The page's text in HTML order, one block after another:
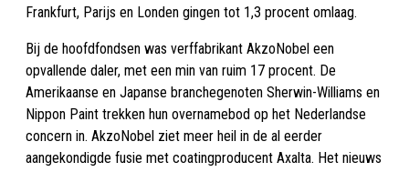
Frankfurt, Parijs en Londen gingen tot 1,3 procent omlaag.
Bij de hoofdfondsen was verffabrikant AkzoNobel een
opvallende daler, met een min van ruim 17 procent. De
Amerikaanse en Japanse branchegenoten Sherwin-Williams en
Nippon Paint trekken hun overnamebod op het Nederlandse
concern in. AkzoNobel ziet meer heil in de al eerder
aangekondigde fusie met coatingproducent Axalta. Het nieuws